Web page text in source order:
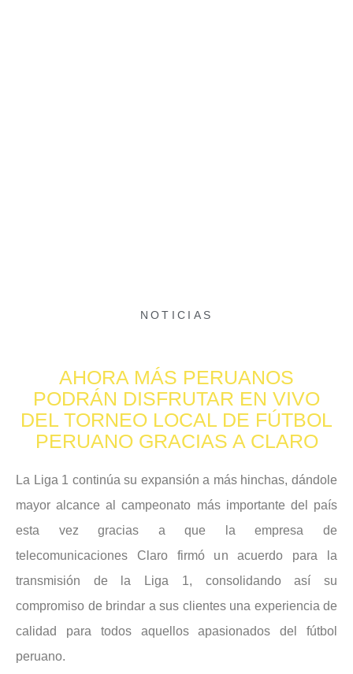
NOTICIAS
AHORA MÁS PERUANOS
PODRÁN DISFRUTAR EN VIVO
DEL TORNEO LOCAL DE FÚTBOL
PERUANO GRACIAS A CLARO
La Liga 1 continúa su expansión a más hinchas, dándole
mayor alcance al campeonato más importante del país
esta vez gracias a que la empresa de
telecomunicaciones Claro firmó un acuerdo para la
transmisión de la Liga 1, consolidando así su
compromiso de brindar a sus clientes una experiencia de
calidad para todos aquellos apasionados del fútbol
peruano.